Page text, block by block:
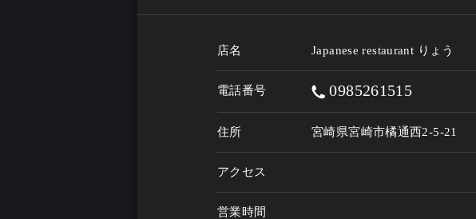
店名 Japanese restaurant りょう
電話番号 0985261515
住所 宮崎県宮崎市橘通西2-5-21
アクセス
営業時間